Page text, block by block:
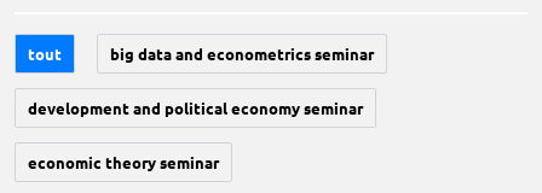
tout big data and econometrics seminar
development and political economy seminar
economic theory seminar